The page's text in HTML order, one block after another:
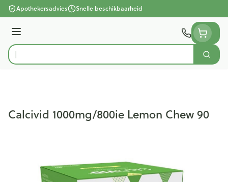
Ga naar de inhoud
Apothekersadvies Snelle beschikbaarheid
Menu
Product, merk, categorie...
Zoek
Calcivid 1000mg/800ie Lemon Chew 90